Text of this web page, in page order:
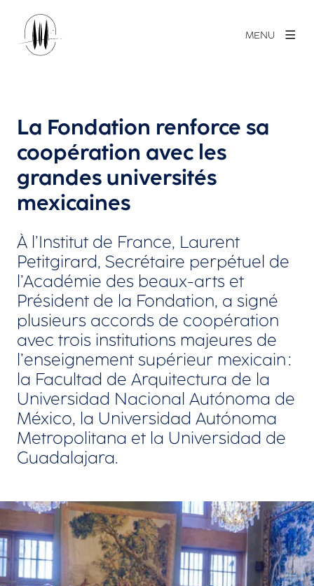
MENU
La Fondation renforce sa
coopération avec les
grandes universités
mexicaines
À l’Institut de France, Laurent
Petitgirard, Secrétaire perpétuel de
l’Académie des beaux-arts et
Président de la Fondation, a signé
plusieurs accords de coopération
avec trois institutions majeures de
l’enseignement supérieur mexicain :
la Facultad de Arquitectura de la
Universidad Nacional Autónoma de
México, la Universidad Autónoma
Metropolitana et la Universidad de
Guadalajara.
Agrandir